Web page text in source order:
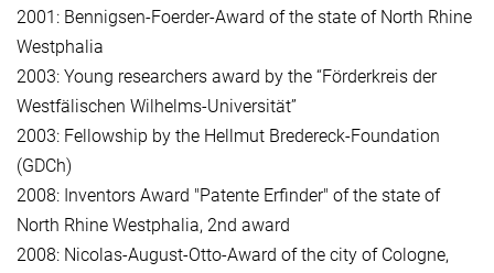
2001: Bennigsen-Foerder-Award of the state of North Rhine
Westphalia
2003: Young researchers award by the “Förderkreis der
Westfälischen Wilhelms-Universität”
2003: Fellowship by the Hellmut Bredereck-Foundation
(GDCh)
2008: Inventors Award "Patente Erfinder" of the state of
North Rhine Westphalia, 2nd award
2008: Nicolas-August-Otto-Award of the city of Cologne,